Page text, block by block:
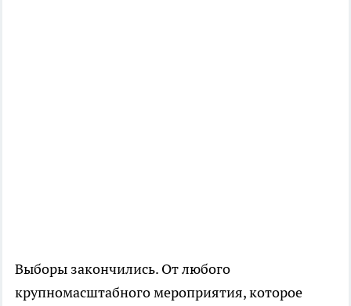
Выборы закончились. От любого
крупномасштабного мероприятия, которое